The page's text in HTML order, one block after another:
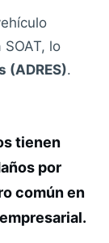
lo
(ADRES).
tienen
por
común en